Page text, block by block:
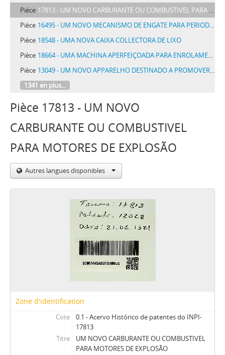
Pièce 17813 - UM NOVO CARBURANTE OU COMBUSTIVEL PARA MOTORES DE EXPLOSÃO
Pièce 16495 - UM NOVO MECANISMO DE ENGATE PARA PERIODOS DE TRANSIÇÃO
Pièce 18548 - UMA NOVA CAIXA COLLECTORA DE LIXO
Pièce 18664 - UMA MACHINA APERFEIÇOADA PARA ENROLAMENTO E COLLAÇÃO DE MORTALHAS DE PAPEL, PALHA OU FOLHA DE FUMO, PARA CIGARROS, DENOMINADA MACHINA NACIONAL
Pièce 13049 - UM NOVO APPARELHO DESTINADO A PROMOVER A PROPAGANDA DE CASAS DE DIVERSOES E ESPECTACULOS
1341 en plus...
Pièce 17813 - UM NOVO
CARBURANTE OU COMBUSTIVEL
PARA MOTORES DE EXPLOSÃO
Autres langues disponibles
Zone d'identification
Cote
0.1 - Acervo Histórico de patentes do INPI-
17813
Titre
UM NOVO CARBURANTE OU COMBUSTIVEL
PARA MOTORES DE EXPLOSÃO